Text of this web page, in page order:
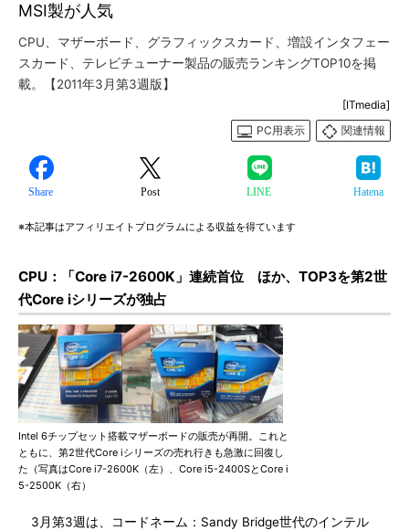
MSI製が人気
CPU、マザーボード、グラフィックスカード、増設インタフェー
スカード、テレビチューナー製品の販売ランキングTOP10を掲
載。【2011年3月第3週版】
[ITmedia]
PC用表示
関連情報
Share Post LINE Hatena
※本記事はアフィリエイトプログラムによる収益を得ています
CPU：「Core i7-2600K」連続首位 ほか、TOP3を第2世
代Core iシリーズが独占
Intel 6チップセット搭載マザーボードの販売が再開。これと
ともに、第2世代Core iシリーズの売れ行きも急激に回復し
た（写真はCore i7-2600K（左）、Core i5-2400SとCore i
5-2500K（右）
3月第3週は、コードネーム：Sandy Bridge世代のインテル